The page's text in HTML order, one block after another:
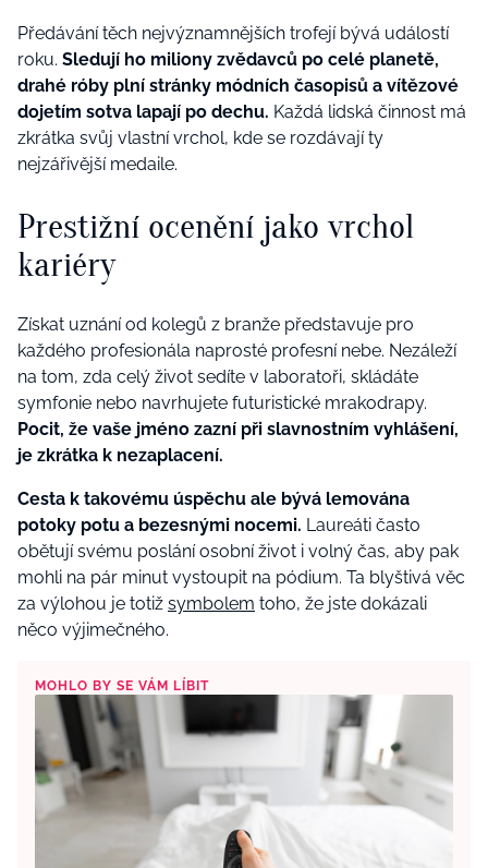
Předávání těch nejvýznamnějších trofejí bývá událostí
roku. Sledují ho miliony zvědavců po celé planetě,
drahé róby plní stránky módních časopisů a vítězové
dojetím sotva lapají po dechu. Každá lidská činnost má
zkrátka svůj vlastní vrchol, kde se rozdávají ty
nejzářivější medaile.
Prestižní ocenění jako vrchol
kariéry
Získat uznání od kolegů z branže představuje pro
každého profesionála naprosté profesní nebe. Nezáleží
na tom, zda celý život sedíte v laboratoři, skládáte
symfonie nebo navrhujete futuristické mrakodrapy.
Pocit, že vaše jméno zazní při slavnostním vyhlášení,
je zkrátka k nezaplacení.
Cesta k takovému úspěchu ale bývá lemována
potoky potu a bezesnými nocemi. Laureáti často
obětují svému poslání osobní život i volný čas, aby pak
mohli na pár minut vystoupit na pódium. Ta blyštivá věc
za výlohou je totiž symbolem toho, že jste dokázali
něco výjimečného.
MOHLO BY SE VÁM LÍBIT